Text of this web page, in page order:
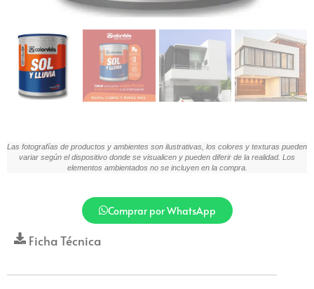
Las fotografías de productos y ambientes son ilustrativas, los colores y texturas pueden
variar según el dispositivo donde se visualicen y pueden diferir de la realidad. Los
elementos ambientados no se incluyen en la compra.
Comprar por WhatsApp
Ficha Técnica